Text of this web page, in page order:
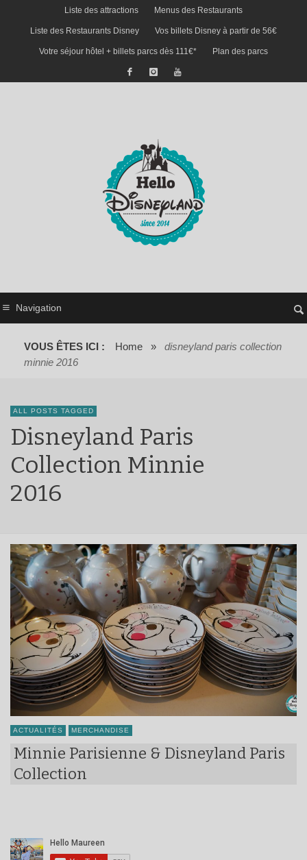
Liste des attractions Menus des Restaurants
Liste des Restaurants Disney Vos billets Disney à partir de 56€
Votre séjour hôtel + billets parcs dès 111€* Plan des parcs
Navigation
VOUS ÊTES ICI : Home »
disneyland paris collection
minnie 2016
ALL POSTS TAGGED
Disneyland Paris
Collection Minnie
2016
ACTUALITÉS MERCHANDISE
Minnie Parisienne & Disneyland Paris
Collection